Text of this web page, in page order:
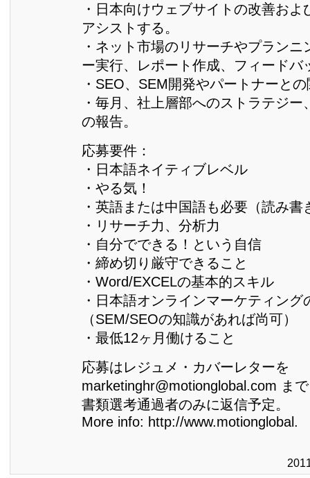
・日本向けウェブサイトの改善およ
アシストする。
・ネット市場のリサーチやプランニ
ー実行、レポート作成、フィードバ
・SEO、SEM開発やパートナーと
・毎月、社上層部へのストラテジー
の報告。
応募要件：
・日本語ネイティブレベル
・やる気！
・英語または中国語も必要（読み書
・リサーチ力、分析力
・自分でできる！という自信
・締め切り厳守できること
・Word/EXCELの基本的スキル
・日本語オンラインマーケティング
（SEM/SEOの知識があれば尚可）
・最低12ヶ月働けること
応募はレジュメ・カバーレターを
marketinghr@motionglobal.com ま
書類選考通過者のみに返信予定。
More info: http://www.motionglobal.